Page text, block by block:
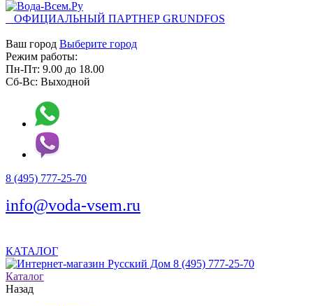
ОФИЦИАЛЬНЫЙ ПАРТНЕР GRUNDFOS
Ваш город Выберите город
Режим работы:
Пн-Пт: 9.00 до 18.00
Сб-Вс: Выходной
8 (495) 777-25-70
info@voda-vsem.ru
КАТАЛОГ
8 (495) 777-25-70
Каталог
Назад